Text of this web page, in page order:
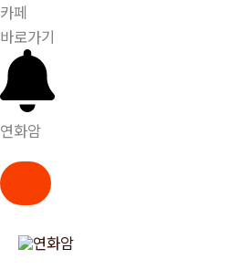
카페
바로가기
연화암